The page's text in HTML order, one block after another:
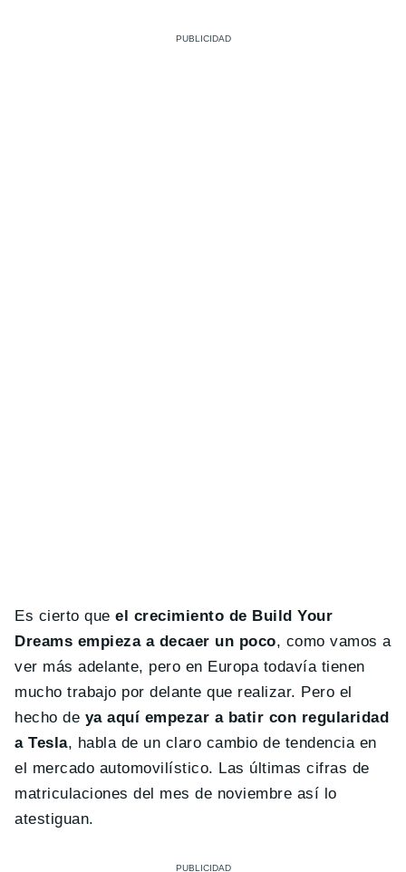
Es cierto queel crecimiento de Build Your
Dreams empieza a decaer un poco, como vamos a
ver más adelante, pero en Europa todavía tienen
mucho trabajo por delante que realizar. Pero el
hecho de ya aquí empezar a batir con regularidad
a Tesla, habla de un claro cambio de tendencia en
el mercado automovilístico. Las últimas cifras de
matriculaciones del mes de noviembre así lo
atestiguan.